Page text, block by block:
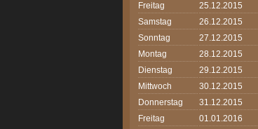
Freitag
25.12.2015
Samstag
26.12.2015
Sonntag
27.12.2015
Montag
28.12.2015
Dienstag
29.12.2015
Mittwoch
30.12.2015
Donnerstag
31.12.2015
Freitag
01.01.2016